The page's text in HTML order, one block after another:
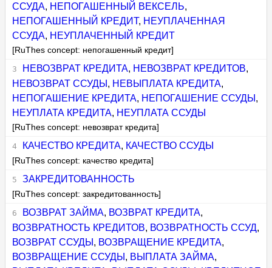
ССУДА, НЕПОГАШЕННЫЙ ВЕКСЕЛЬ,
НЕПОГАШЕННЫЙ КРЕДИТ, НЕУПЛАЧЕННАЯ
ССУДА, НЕУПЛАЧЕННЫЙ КРЕДИТ
[RuThes concept: непогашенный кредит]
НЕВОЗВРАТ КРЕДИТА, НЕВОЗВРАТ КРЕДИТОВ,
НЕВОЗВРАТ ССУДЫ , НЕВЫПЛАТА КРЕДИТА,
НЕПОГАШЕНИЕ КРЕДИТА, НЕПОГАШЕНИЕ ССУДЫ ,
НЕУПЛАТА КРЕДИТА, НЕУПЛАТА ССУДЫ
[RuThes concept: невозврат кредита]
КАЧЕСТВО КРЕДИТА, КАЧЕСТВО ССУДЫ
[RuThes concept: качество кредита]
ЗАКРЕДИТОВАННОСТЬ
[RuThes concept: закредитованность]
ВОЗВРАТ ЗАЙМА, ВОЗВРАТ КРЕДИТА,
ВОЗВРАТНОСТЬ КРЕДИТОВ, ВОЗВРАТНОСТЬ ССУД,
ВОЗВРАТ ССУДЫ , ВОЗВРАЩЕНИЕ КРЕДИТА,
ВОЗВРАЩЕНИЕ ССУДЫ , ВЫПЛАТА ЗАЙМА,